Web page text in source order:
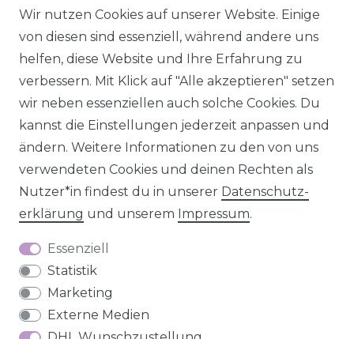
Wir nutzen Cookies auf unserer Website. Einige
von diesen sind essenziell, während andere uns
helfen, diese Website und Ihre Erfahrung zu
verbessern. Mit Klick auf "Alle akzeptieren" setzen
wir neben essenziellen auch solche Cookies. Du
kannst die Einstellungen jederzeit anpassen und
ändern. Weitere Informationen zu den von uns
verwendeten Cookies und deinen Rechten als
Nutzer*in findest du in unserer Daten­schutz­
erklärung und unserem Impressum.
Essenziell
Statistik
Marketing
Externe Medien
Barrierefreiheitserklärung Widerrufs­recht
VERTRAG WIDERRUFEN Kontakt